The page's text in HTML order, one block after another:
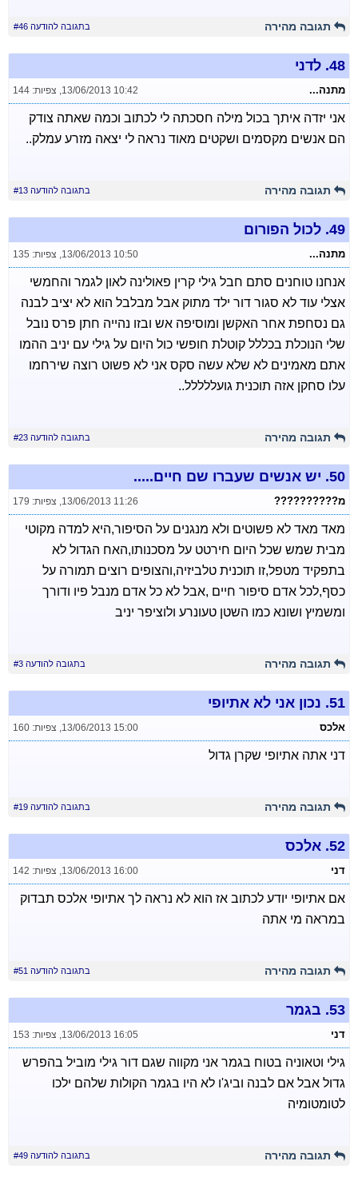
תגובה מהירה בתגובה להודעה #46
48. לדני
מתנה... 13/06/2013 10:42
, צפיות: 144
אני יזדה איתך בכול מילה חסכתה לי לכתוב וכמה שאתה צודק
הם אנשים מקסמים ושקטים מאוד נראה לי יצאה מזרע עמלק..
תגובה מהירה בתגובה להודעה #13
49. לכול הפורום
מתנה... 13/06/2013 10:50
, צפיות: 135
אנחנו טוחנים סתם חבל גילי קרין פאולינה לאון לגמר והחמשי
אצלי עוד לא סגור דור ילד מתוק אבל מבלבל הוא לא יציב לבנה
גם נסחפת אחר האקשן ומוסיפה אש ובזו נהייה חתן פרס נובל
שלי הנוכלת בכללל קוטלת חופשי כול היום על גילי עם יניב ההמו
אתם מאמינים לא שלא עשה סקס אני לא פשוט רוצה שירחמו
עלו סחקן אזה תוכנית גועללללל..
תגובה מהירה בתגובה להודעה #23
50. יש אנשים שעברו שם חיים.....
מ?????????? 13/06/2013 11:26
, צפיות: 179
מאד מאד לא פשוטים ולא מנגנים על הסיפור,היא למדה מקוטי
מבית שמש שכל היום חירטט על מסכנותו,האח הגדול לא
בתפקיד מטפל,זו תוכנית טלביזיה,והצופים רוצים תמורה על
כסף,לכל אדם סיפור חיים ,אבל לא כל אדם מנבל פיו ודורך
ומשמיץ ושונא כמו השטן טעונרע ולוציפר יניב
תגובה מהירה בתגובה להודעה #3
51. נכון אני לא אתיופי
אלכס 13/06/2013 15:00
, צפיות: 160
דני אתה אתיופי שקרן גדול
תגובה מהירה בתגובה להודעה #19
52. אלכס
דני 13/06/2013 16:00
, צפיות: 142
אם אתיופי יודע לכתוב אז הוא לא נראה לך אתיופי אלכס תבדוק
במראה מי אתה
תגובה מהירה בתגובה להודעה #51
53. בגמר
דני 13/06/2013 16:05
, צפיות: 153
גילי וטאוניה בטוח בגמר אני מקווה שגם דור גילי מוביל בהפרש
גדול אבל אם לבנה וביג'ו לא היו בגמר הקולות שלהם ילכו
לטומטומיה
תגובה מהירה בתגובה להודעה #49